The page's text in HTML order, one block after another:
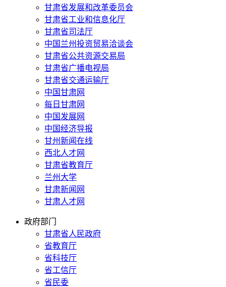
甘肃省发展和改革委员会
甘肃省工业和信息化厅
甘肃省司法厅
中国兰州投资贸易洽谈会
甘肃省公共资源交易局
甘肃省广播电视局
甘肃省交通运输厅
中国甘肃网
每日甘肃网
中国发展网
中国经济导报
甘州新闻在线
西北人才网
甘肃省教育厅
兰州大学
甘肃新闻网
甘肃人才网
政府部门
甘肃省人民政府
省教育厅
省科技厅
省工信厅
省民委